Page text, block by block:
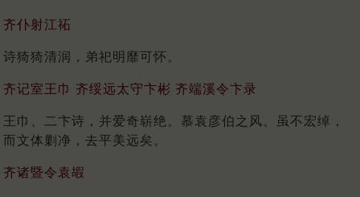
齐仆射江祏
诗猗猗清润，弟祀明靡可怀。
齐记室王巾 齐绥远太守卞彬 齐端溪令卞录
王巾、二卞诗，并爱奇崭绝。慕袁彦伯之风。虽不宏绰，
而文体剿净，去平美远矣。
齐诸暨令袁嘏